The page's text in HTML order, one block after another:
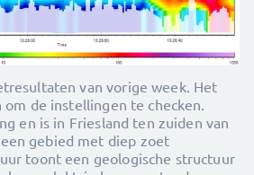
van vorige week. Het
de instellingen te checken.
en is in Friesland ten zuiden van
gebied met diep zoet
toont een geologische structuur